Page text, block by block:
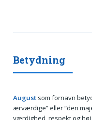
Betydning
Augustsom fornavn
ærværdige” eller “den
værdighed, respekt og